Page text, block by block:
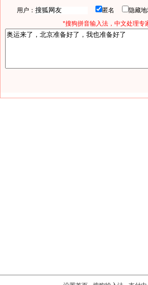
用户： 匿名 隐藏
*搜狗拼音输入法，中文处理专